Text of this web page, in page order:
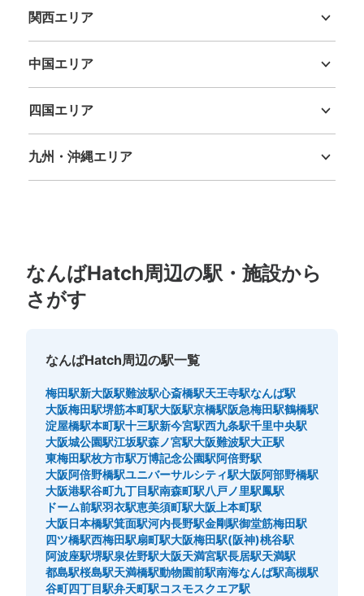
近鉄大阪難波駅西改札口改札外コインロッ
カー③
本日の営業時間 :06:00
改札口横 高さが低いため、使いづらい 100円玉のみ使用
保管できる荷物数
小 6
¥400
支払い方法
現金
このコインロッカーの位置を見る
大阪地下鉄（メトロ）御堂筋線なんば駅北
西改札コインロッカー②
大阪メトロ御堂筋線なんば駅駅から徒歩分
本日の営業時間:06:00〜23:00
関西エリア
中国エリア
四国エリア
九州・沖縄エリア
なんばHatch周辺の駅・施設から
さがす
なんばHatch周辺の駅一覧
梅田駅新大阪駅難波駅心斎橋駅天王寺駅なんば駅
大阪梅田駅堺筋本町駅大阪駅京橋駅阪急梅田駅鶴橋駅
淀屋橋駅本町駅十三駅新今宮駅西九条駅千里中央駅
大阪城公園駅江坂駅森ノ宮駅大阪難波駅大正駅
東梅田駅枚方市駅万博記念公園駅阿倍野駅
大阪阿倍野橋駅ユニバーサルシティ駅大阪阿部野橋駅
大阪港駅谷町九丁目駅南森町駅八戸ノ里駅鳳駅
ドーム前駅羽衣駅恵美須町駅大阪上本町駅
大阪日本橋駅箕面駅河内長野駅金剛駅御堂筋梅田駅
四ツ橋駅西梅田駅扇町駅大阪梅田駅(阪神)桃谷駅
阿波座駅堺駅泉佐野駅大阪天満宮駅長居駅天満駅
都島駅桜島駅天満橋駅動物園前駅南海なんば駅高槻駅
谷町四丁目駅弁天町駅コスモスクエア駅